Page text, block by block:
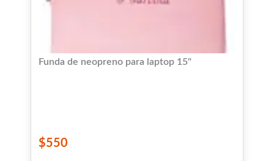
Funda de neopreno para laptop 15"
$550